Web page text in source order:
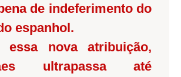
de indeferimento do
espanhol.
essa nova atribuição,
ultrapassa até